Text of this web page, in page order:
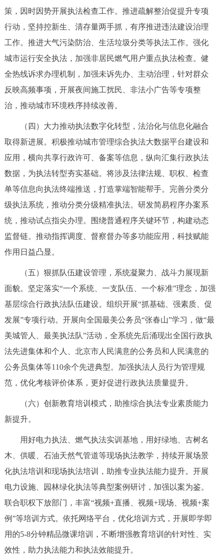
한국어
ESPAÑOL العربية PORTUGUÊS
ITALIANO
回到顶部
策，因时因势开展执法检查工作。推进疏解整治促提升专项
行动，坚持控新生、清存量两手抓，有序推进违法建设治理
工作。推进大气污染防治、生活垃圾分类等执法工作。强化
城市运行安全执法，加强非居民燃气用户重点执法检查。健
全热线诉求办理机制，加强未诉先办、主动治理，针对群众
反映高频事项，开展夜间施工扰民、非法小广告等专项整
治，推动城市环境秩序持续改善。
（四）大力推动执法数字化转型，法治化与信息化融合
取得新进展。积极推动城市管理综合执法大数据平台建设和
应用，横向共享行政许可、备案等信息，纵向汇集行政执法
数据，为执法转型夯实基础。将涉及法律法规、职权、检查
单等信息向执法终端推送，打造掌端智能帮手。完善分类分
级执法系统，推动分类分级精准执法。研发简易程序办案系
统，推动试点指尖办理。围绕普通程序关键环节，构建动态
监督链。推动指挥调度、督察督办等多功能应用，科技赋能
作用日益凸显。
（五）狠抓队伍建设管理，系统凝聚力、战斗力展现新
面貌。坚定落实“一个系统、一支队伍、一个标准”理念，加强
基层综合行政执法队伍建设。组织开展“抓基础、强素质、促
发展”专项行动。开展向全国最美公务员“张春山”学习，做“最
美城管人、最美执法队”活动，全系统先后涌现出全国行政执
法先进集体和个人、北京市人民满意的公务员和人民满意的
公务员集体等110余个先进典型。加强执法人员行为管理规
范，优化考核评价体系，更好促进行政执法质量提升。
（六）创新教育培训模式，助推综合执法专业素质能力
新提升。
用好电力执法、燃气执法实训基地，用好绿地、古树名
木、供暖、石油天然气管道等现场执法教学，持续开展场景
化执法培训和现场执法培训，助推专业执法能力提升。开展
电力设施、园林绿化执法等典型案例研讨，加强以案为鉴。
联合职权下放部门，丰富“视频+直播、视频+现场、视频+案
例”等培训方式。依托网络平台，优化培训方式，开展即学即
用的5-8分钟精品微课培训，不断增强教育培训的针对性、实
效性，助力执法能力和执法效能提升。